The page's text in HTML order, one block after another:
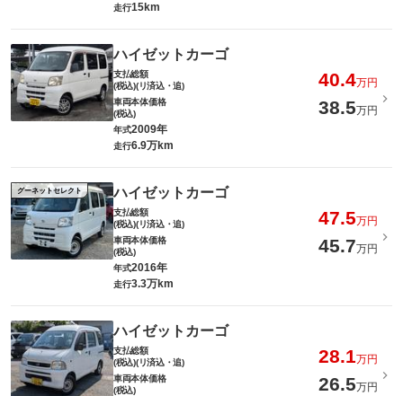
走行15km
ハイゼットカーゴ
支払総額
(税込)(リ済込・追)
40.4万円
車両本体価格
(税込)
38.5万円
年式2009年
走行6.9万km
グーネットセレクト ハイゼットカーゴ
支払総額
(税込)(リ済込・追)
47.5万円
車両本体価格
(税込)
45.7万円
年式2016年
走行3.3万km
ハイゼットカーゴ
支払総額
(税込)(リ済込・追)
28.1万円
車両本体価格
(税込)
26.5万円